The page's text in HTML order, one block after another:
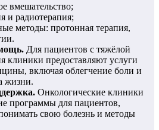
вмешательство;
и радиотерапия;
методы: протонная терапия,
Для пациентов с тяжёлой
клиники предоставляют услуги
включая облегчение боли и
жизни.
Онкологические клиники
программы для пациентов,
свою болезнь и методы